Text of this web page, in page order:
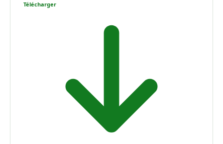
Télécharger